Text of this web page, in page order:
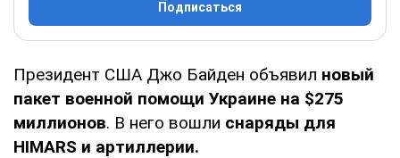
Подписаться
Президент США Джо Байден объявил новый
пакет военной помощи Украине на $275
миллионов. В него вошли снаряды для
HIMARS и артиллерии.